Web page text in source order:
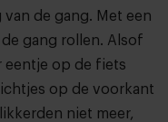
de gang. Met een
gang rollen. Alsof
eentje op de fiets
op de voorkant
niet meer,